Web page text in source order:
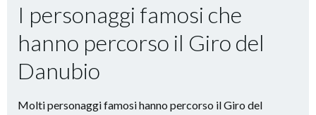
I personaggi famosi che
hanno percorso il Giro del
Danubio
Molti personaggi famosi hanno percorso il Giro del